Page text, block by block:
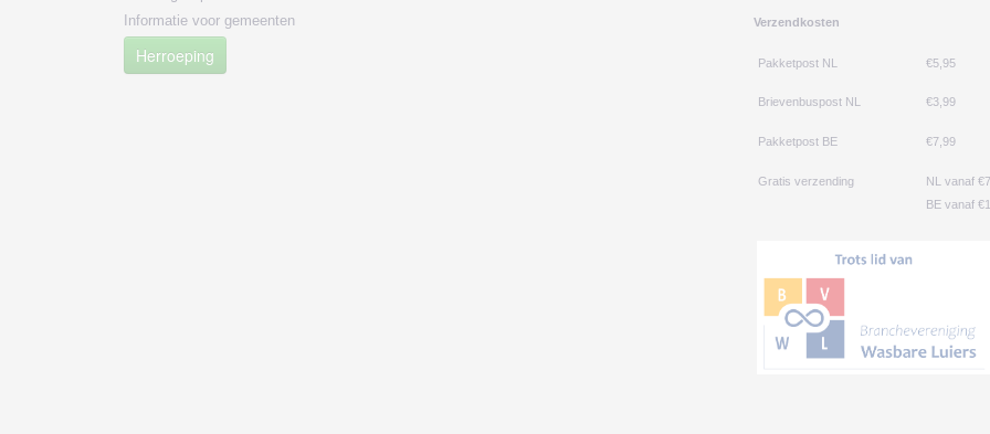
Informatie voor gemeenten
Herroeping
Verzendkosten
Pakketpost NL €5,95
Brievenbuspost NL €3,99
Pakketpost BE €7,99
Gratis verzending
NL vanaf
BE vanaf